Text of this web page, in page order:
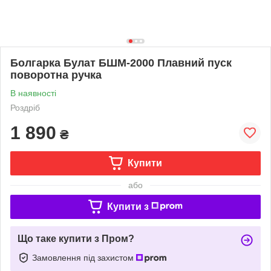
Болгарка Булат БШМ-2000 Плавний пуск
поворотна ручка
В наявності
Роздріб
1 890 ₴
Купити
або
Купити з
Що таке купити з Пром?
Замовлення під захистом